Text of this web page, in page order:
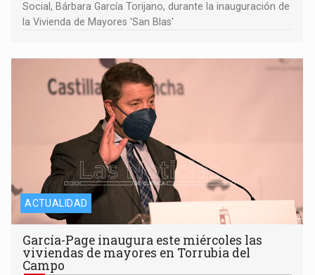
Social, Bárbara García Torijano, durante la inauguración de
la Vivienda de Mayores 'San Blas'
ACTUALIDAD
García-Page inaugura este miércoles las
viviendas de mayores en Torrubia del
Campo